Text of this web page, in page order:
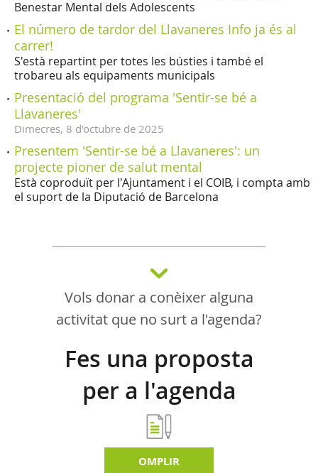
Benestar Mental dels Adolescents
El número de tardor del Llavaneres Info ja és al
carrer!
S'està repartint per totes les bústies i també el
trobareu als equipaments municipals
Presentació del programa 'Sentir-se bé a
Llavaneres'
Dimecres, 8 d'octubre de 2025
Presentem 'Sentir-se bé a Llavaneres': un
projecte pioner de salut mental
Està coproduït per l'Ajuntament i el COIB, i compta amb
el suport de la Diputació de Barcelona
Vols donar a conèixer alguna
activitat que no surt a l'agenda?
Fes una proposta
per a l'agenda
d'activitats
OMPLIR